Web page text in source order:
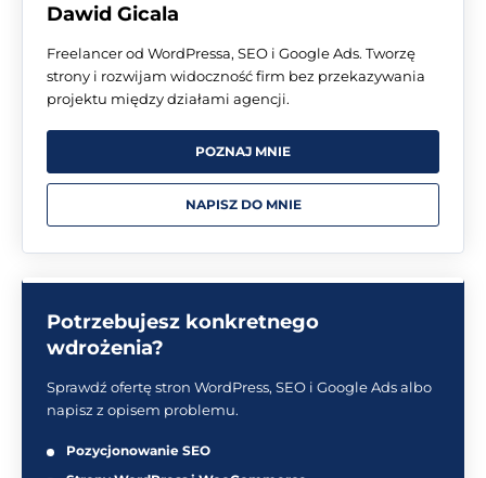
Dawid Gicala
Freelancer od WordPressa, SEO i Google Ads. Tworzę
strony i rozwijam widoczność firm bez przekazywania
projektu między działami agencji.
POZNAJ MNIE
NAPISZ DO MNIE
Potrzebujesz konkretnego
wdrożenia?
Sprawdź ofertę stron WordPress, SEO i Google Ads albo
napisz z opisem problemu.
Pozycjonowanie SEO